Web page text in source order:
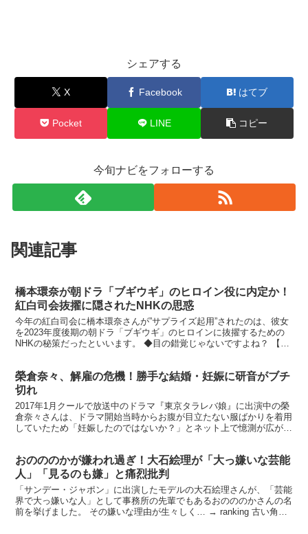
シェアする
X Facebook はてブ
Pocket LINE コピー
今旬ナビをフォローする
関連記事
橋本環奈が朝ドラ「ブギウギ」のヒロイン役に内定か！
紅白司会抜擢に隠されたNHKの思惑
今年の紅白司会に橋本環奈さんが”サプライズ起用”されたのは、彼女
を2023年度後期の朝ドラ「ブギウギ」のヒロインに抜擢するための
NHKの秘策だったといいます。 ◆目の錯覚じゃないですよね？ 【年
榮倉奈々、解雇の危機！勝手な結婚・妊娠に研音がブチ
切れ
2017年1月クールで放送中のドラマ『東京タラレバ娘』に出演中の榮
倉奈々さんは、ドラマ開始当時からお腹が目立たない服ばかりを着用
していたため「妊娠したのではないか？」とネット上で憶測が広がっ
おのののかが嫌われ過ぎ！大石絵理が「大っ嫌いな芸能
人」「見るのも嫌」と痛烈批判
「サンデー・ジャポン」に出演したモデルの大石絵理さんが、「芸能
界で大っ嫌いな人」として事務所の先輩でもあるおのののかさんの名
前を挙げました。 その嫌いな理由が生々しく… → ranking 古い角質